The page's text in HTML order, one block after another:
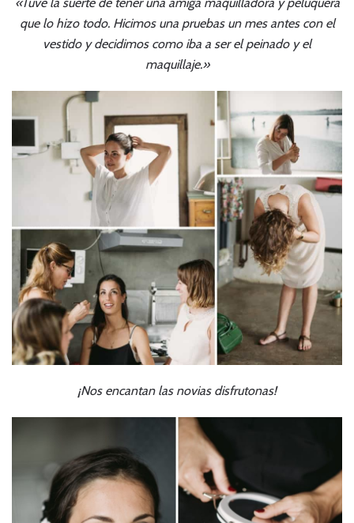
«Tuve la suerte de tener una amiga maquilladora y peluquera
que lo hizo todo. Hicimos una pruebas un mes antes con el
vestido y decidimos como iba a ser el peinado y el
maquillaje.»
¡Nos encantan las novias disfrutonas!